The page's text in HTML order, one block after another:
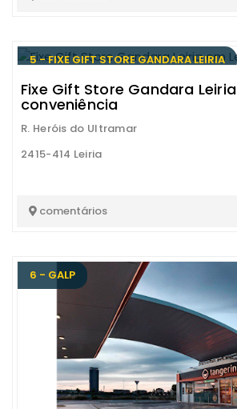
5 - FIXE GIFT STORE GANDARA LEIRIA
Fixe Gift Store Gandara
conveniência
R. Heróis do Ultramar
2415-414 Leiria
comentários
6 - GALP